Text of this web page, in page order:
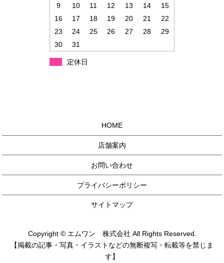
9
10 11 12 13 14
15
16
17 18 19 20 21
22
23
24 25 26 27 28
29
30
31
定休日
HOME
店舗案内
お問い合わせ
プライバシーポリシー
サイトマップ
Copyright © エムワン 株式会社 All Rights Reserved.
【掲載の記事・写真・イラストなどの無断複写・転載等を禁じま
す】